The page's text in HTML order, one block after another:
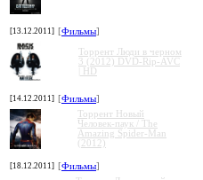
[13.12.2011] [Фильмы]
Торрент Люди в черном
3 (2012) DVD-Rip-AVC
| HD
[14.12.2011] [Фильмы]
Торрент Новый
Человек-паук / The
Amazing Spider-Man
(2012)
[18.12.2011] [Фильмы]